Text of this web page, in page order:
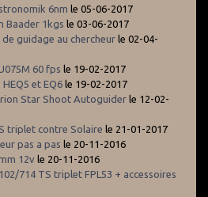
6nm le 05-06-2017
Baader 1kgs le 03-06-2017
guidage au chercheur le 02-04-
60 fps le 19-02-2017
et EQ6 le 19-02-2017
Star Shoot Autoguider le 12-02-
triplet contre Solaire le 21-01-2017
pas a pas le 20-11-2016
12v le 20-11-2016
714 TS triplet FPL53 + accessoires